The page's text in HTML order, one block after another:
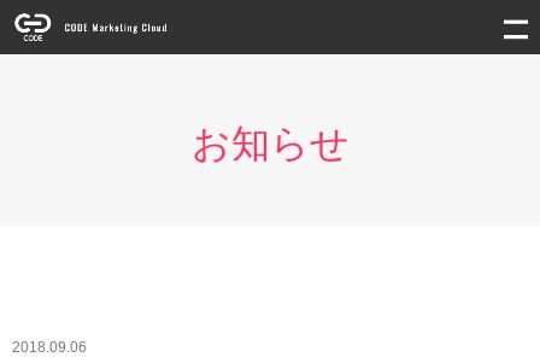
お知らせ
2018.09.06